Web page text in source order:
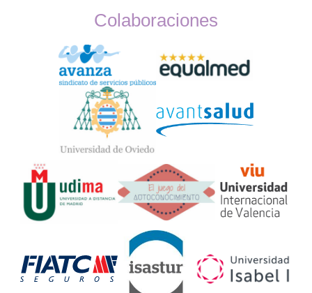
Widget
Logos
Colaboraciones